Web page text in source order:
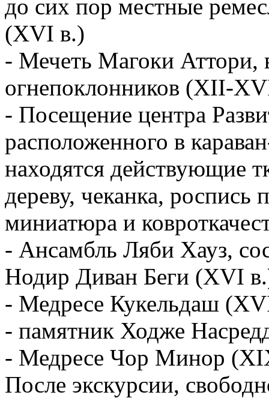
до сих пор местные
(XVI в.)
- Мечеть Магоки Аттори,
огнепоклонников (XII-
- Посещение центра
расположенного в
находятся действующие
дереву, чеканка, роспись
миниатюра и
- Ансамбль Ляби Хауз,
Нодир Диван Беги (XVI
- Медресе Кукельдаш
- памятник Ходже
- Медресе Чор Минор
После экскурсии,